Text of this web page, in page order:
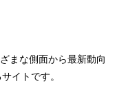
まな側面から最新動向
イトです。